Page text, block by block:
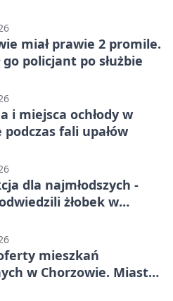
miał prawie 2 promile.
go policjant po służbie
i miejsca ochłody w
podczas fali upałów
dla najmłodszych -
żłobek w
mieszkań
w Chorzowie. Miasto